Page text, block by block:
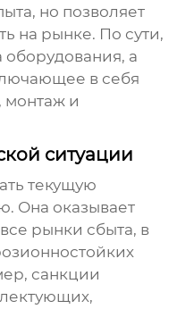
но позволяет
на рынке. По сути,
оборудования, а
в себя
монтаж и
ситуации
текущую
Она оказывает
рынки сбыта, в
санкции